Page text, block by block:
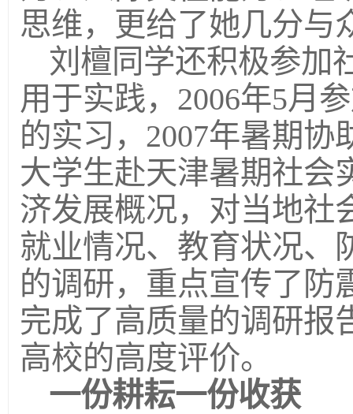
思维，更给了她几分与
刘檀同学还积极参加
用于实践，2006年5月
的实习，2007年暑期
大学生赴天津暑期社会
济发展概况，对当地社
就业情况、教育状况、
的调研，重点宣传了防
完成了高质量的调研报
高校的高度评价。
一份耕耘一份收获